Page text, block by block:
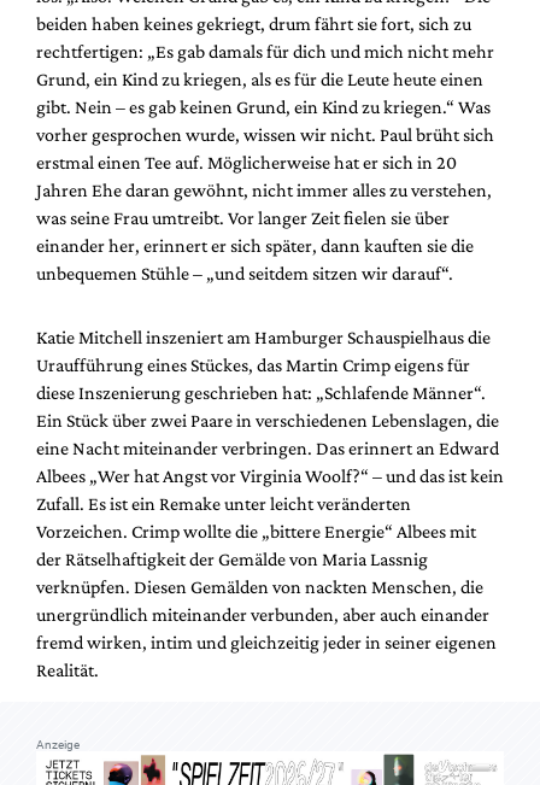
Autor:innen
Partner
Mediadaten
Suche
beiden haben keines gekriegt, drum fährt sie fort, sich zu
rechtfertigen: „Es gab damals für dich und mich nicht mehr
Grund, ein Kind zu kriegen, als es für die Leute heute einen
gibt. Nein – es gab keinen Grund, ein Kind zu kriegen.“ Was
vorher gesprochen wurde, wissen wir nicht. Paul brüht sich
erstmal einen Tee auf. Möglicherweise hat er sich in 20
Jahren Ehe daran gewöhnt, nicht immer alles zu verstehen,
was seine Frau umtreibt. Vor langer Zeit fielen sie über
einander her, erinnert er sich später, dann kauften sie die
unbequemen Stühle – „und seitdem sitzen wir darauf“.
Katie Mitchell inszeniert am Hamburger Schauspielhaus die
Uraufführung eines Stückes, das Martin Crimp eigens für
diese Inszenierung geschrieben hat: „Schlafende Männer“.
Ein Stück über zwei Paare in verschiedenen Lebenslagen, die
eine Nacht miteinander verbringen. Das erinnert an Edward
Albees „Wer hat Angst vor Virginia Woolf?“ – und das ist kein
Zufall. Es ist ein Remake unter leicht veränderten
Vorzeichen. Crimp wollte die „bittere Energie“ Albees mit
der Rätselhaftigkeit der Gemälde von Maria Lassnig
verknüpfen. Diesen Gemälden von nackten Menschen, die
unergründlich miteinander verbunden, aber auch einander
fremd wirken, intim und gleichzeitig jeder in seiner eigenen
Realität.
Anzeige